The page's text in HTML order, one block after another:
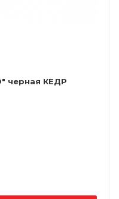
черная КЕДР